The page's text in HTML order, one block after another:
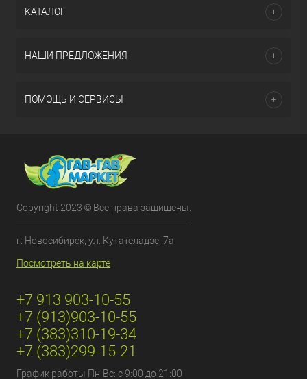
КАТАЛОГ
НАШИ ПРЕДЛОЖЕНИЯ
ПОМОЩЬ И СЕРВИСЫ
Copyright 2023 © Все права защищены.
г. Новосибирск, ул. Кутателадзе, 7а
Посмотреть на карте
+7 913 903-10-55
+7 (913)903-10-55
+7 (383)310-19-34
+7 (383)299-15-21
График работы Пн-Вс: с 9:00 до 21:00